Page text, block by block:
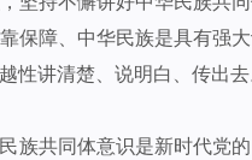
保障、中华民族是具有强
性讲清楚、说明白、传出
族共同体意识是新时代党